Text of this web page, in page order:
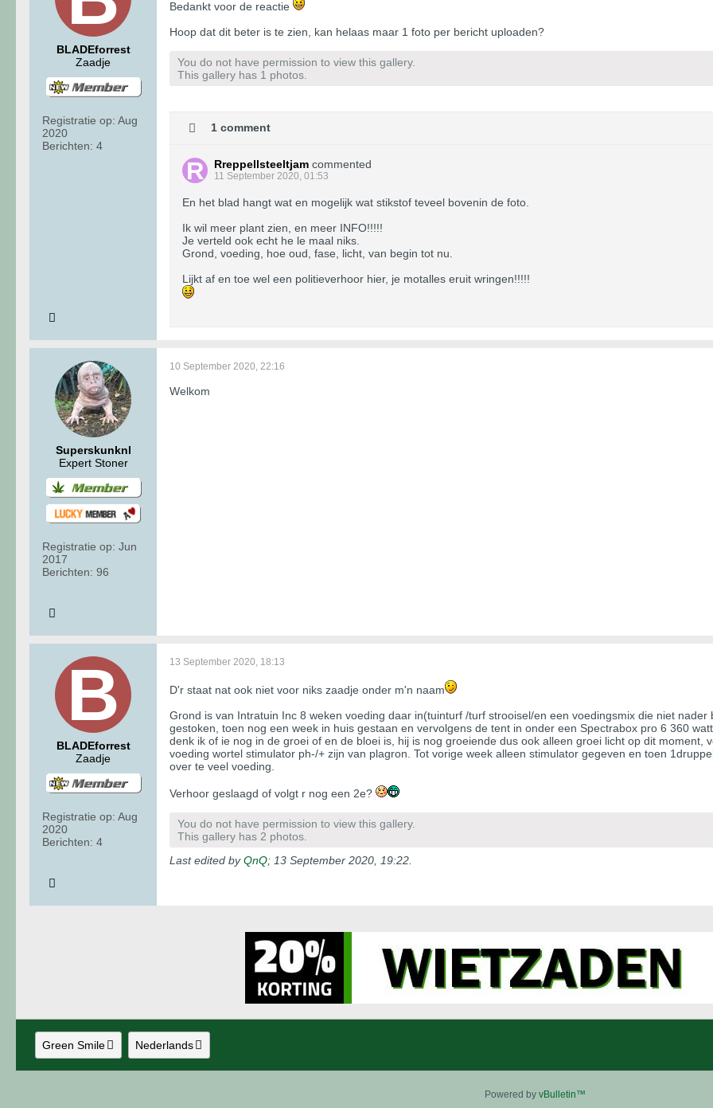
BLADEforrest
Zaadje
Registratie op: Aug
2020
Berichten: 4
Bedankt voor de reactie
​​​Hoop dat dit beter is te zien, kan helaas maar 1 foto per bericht uploaden?
You do not have permission to view this gallery.
This gallery has 1 photos.
1 comment
Rreppellsteeltjam commented
11 September 2020, 01:53
En het blad hangt wat en mogelijk wat stikstof teveel bovenin de foto.
Ik wil meer plant zien, en meer INFO!!!!!
Je verteld ook echt he le maal niks.
Grond, voeding, hoe oud, fase, licht, van begin tot nu.
Lijkt af en toe wel een politieverhoor hier, je motalles eruit wringen!!!!!
Superskunknl
Expert Stoner
Registratie op: Jun
2017
Berichten: 96
10 September 2020, 22:16
Welkom
BLADEforrest
Zaadje
Registratie op: Aug
2020
Berichten: 4
13 September 2020, 18:13
D'r staat nat ook niet voor niks zaadje onder m'n naam
Grond is van Intratuin Inc 8 weken voeding daar in(tuinturf /turf strooisel/en een voedingsmix die niet
gestoken, toen nog een week in huis gestaan en vervolgens de tent in onder een Spectrabox pro 6 360
denk ik of ie nog in de groei of en de bloei is, hij is nog groeiende dus ook alleen groei licht op dit moment,
voeding wortel stimulator ph-/+ zijn van plagron. Tot vorige week alleen stimulator gegeven en toen
over te veel voeding.
Verhoor geslaagd of volgt r nog een 2e?
You do not have permission to view this gallery.
This gallery has 2 photos.
Last edited byQnQ; 13 September 2020, 19:22.
Green Smile Nederlands
Powered by vBulletin™